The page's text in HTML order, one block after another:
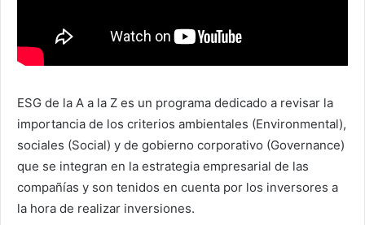
ESG de la A a la Z es un programa dedicado a revisar la
importancia de los criterios ambientales (Environmental),
sociales (Social) y de gobierno corporativo (Governance)
que se integran en la estrategia empresarial de las
compañías y son tenidos en cuenta por los inversores a
la hora de realizar inversiones.